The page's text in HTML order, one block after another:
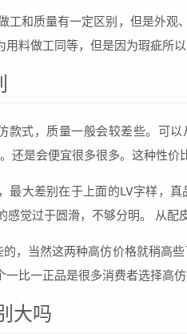
工和质量有一定区别，但是外观
料做工同等，但是因为瑕疵所以
款式，质量一般会较差些。可
还是会便宜很多很多。这种性价
最大差别在于上面的LV字样，
觉过于圆滑，不够分明。 从配
，当然这两种高仿价格就稍高
比一正品是很多消费者选择高仿
大吗